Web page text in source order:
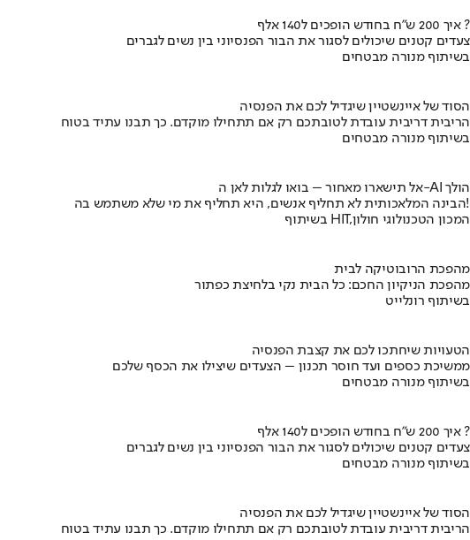
איך 200 ש"ח בחודש הופכים ל140 אלף ?
צעדים קטנים שיכולים לסגור את הבור הפנסיוני בין נשים לגברים
בשיתוף מנורה מבטחים
הסוד של איינשטיין שיגדיל לכם את הפנסיה
הריבית דריבית עובדת לטובתכם רק אם תתחילו מוקדם. כך תבנו עתיד בטוח
בשיתוף מנורה מבטחים
אל תישארו מאחור – בואו לגלות לאן ה-AI הולך
הבינה המלאכותית לא תחליף אנשים, היא תחליף את מי שלא משתמש בה!
בשיתוף HIT,המכון הטכנולוגי חולון
מהפכת הרובוטיקה לבית
מהפכת הניקיון החכם: כל הבית נקי בלחיצת כפתור
בשיתוף רונלייט
הטעויות שיחתכו לכם את קצבת הפנסיה
ממשיכת כספים ועד חוסר תכנון – הצעדים שיצילו את הכסף שלכם
בשיתוף מנורה מבטחים
איך 200 ש"ח בחודש הופכים ל140 אלף ?
צעדים קטנים שיכולים לסגור את הבור הפנסיוני בין נשים לגברים
בשיתוף מנורה מבטחים
הסוד של איינשטיין שיגדיל לכם את הפנסיה
הריבית דריבית עובדת לטובתכם רק אם תתחילו מוקדם. כך תבנו עתיד בטוח